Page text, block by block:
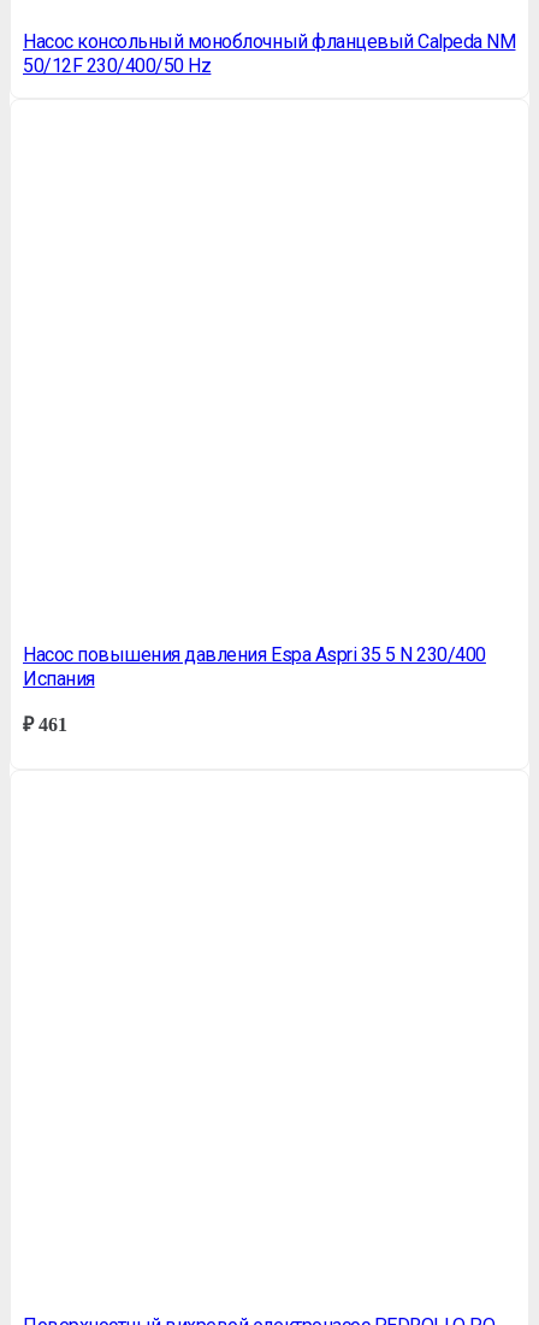
Насос консольный моноблочный фланцевый Calpeda NM
50/12F 230/400/50 Hz
Насос повышения давления Espa Aspri 35 5 N 230/400
Испания
₽461